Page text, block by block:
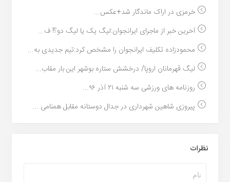
خرمزی در اراک ماندگار شد+عکس...
آخرین خبر از ماجرای ایرانجوان:لیگ یک یا لیگ دو؟! ف...
محمودزاده تکلیف ایرانجوان را مشخص کرد:تیم جدیدی به...
لیگ قهرمانان اروپا/ درخشش ستاره بوشهر این بار مقاب...
روزنامه های ورزشی سه شنبه ۲۱ آذر ۹۶...
پیروزی شاهین شهرداری در جدال دوستانه مقابل همنامی ...
نظرات